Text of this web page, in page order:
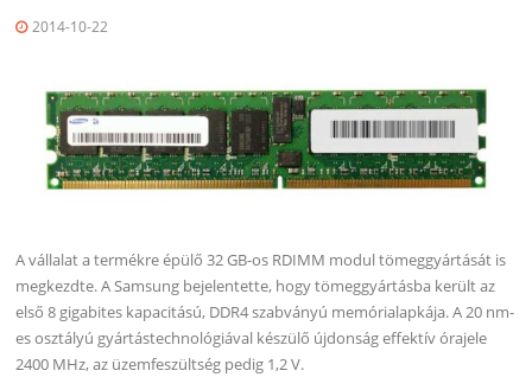
2014-10-22
A vállalat a termékre épülő 32 GB-os RDIMM modul tömeggyártását is
megkezdte. A Samsung bejelentette, hogy tömeggyártásba került az
első 8 gigabites kapacitású, DDR4 szabványú memórialapkája. A 20 nm-
es osztályú gyártástechnológiával készülő újdonság effektív órajele
2400 MHz, az üzemfeszültség pedig 1,2 V.